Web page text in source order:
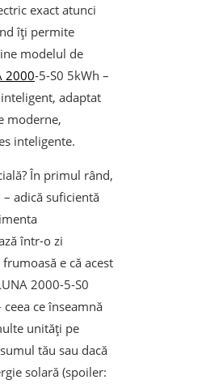
exact atunci
îți permite
modelul de
2000-5-S0 5kWh –
adaptat
moderne,
inteligente.
În primul rând,
adică suficientă
într-o zi
e că acest
2000-5-S0
ce înseamnă
unități pe
tău sau dacă
solară (spoiler: